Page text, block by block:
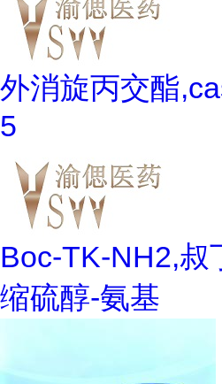
外消旋丙交酯
5
Boc-TK-NH2,叔
缩硫醇-氨基